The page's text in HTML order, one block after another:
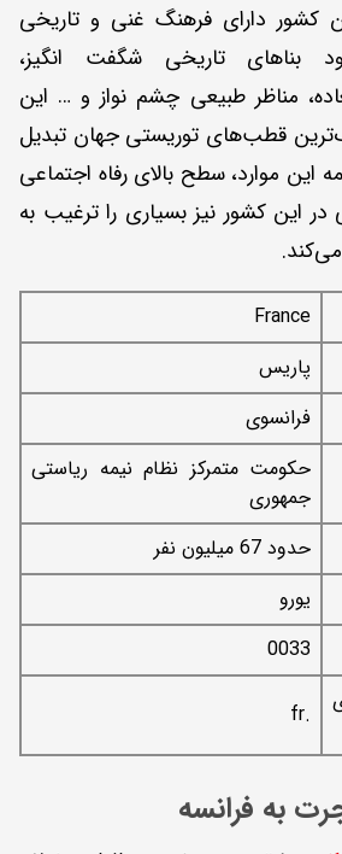
کشور دارای فرهنگ غنی و تاریخی
بناهای تاریخی شگفت انگیز،
مناظر طبیعی چشم نواز و … این
قطب‌های توریستی جهان تبدیل
این موارد، سطح بالای رفاه اجتماعی
در این کشور نیز بسیاری را ترغیب به
France
پاریس
فرانسوی
حکومت متمرکز نظام نیمه ریاستی
جمهوری
حدود 67 میلیون نفر
یورو
0033
.fr
به فرانسه